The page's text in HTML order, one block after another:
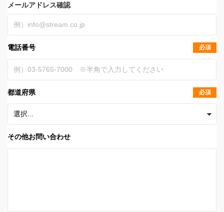
メールアドレス確認
電話番号 必須
都道府県 必須
その他お問い合わせ